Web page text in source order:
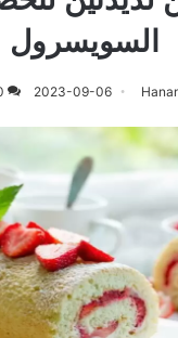
السويسرول
2023-09-06